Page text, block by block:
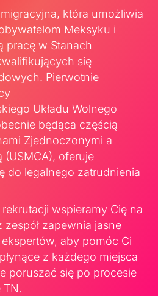
która umożliwia
Meksyku i
pracę w Stanach
się
Pierwotnie
Układu Wolnego
będąca częścią
Zjednoczonymi a
(USMCA), oferuje
do legalnego zatrudnienia
wspieramy Cię na
zapewnia jasne
aby pomóc Ci
z każdego miejsca
poruszać się po procesie
TN.